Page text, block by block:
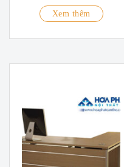
Xem thêm